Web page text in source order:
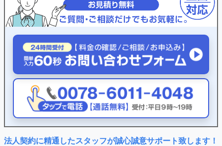
法人契約に精通したスタッフが誠心誠意サポート致します！